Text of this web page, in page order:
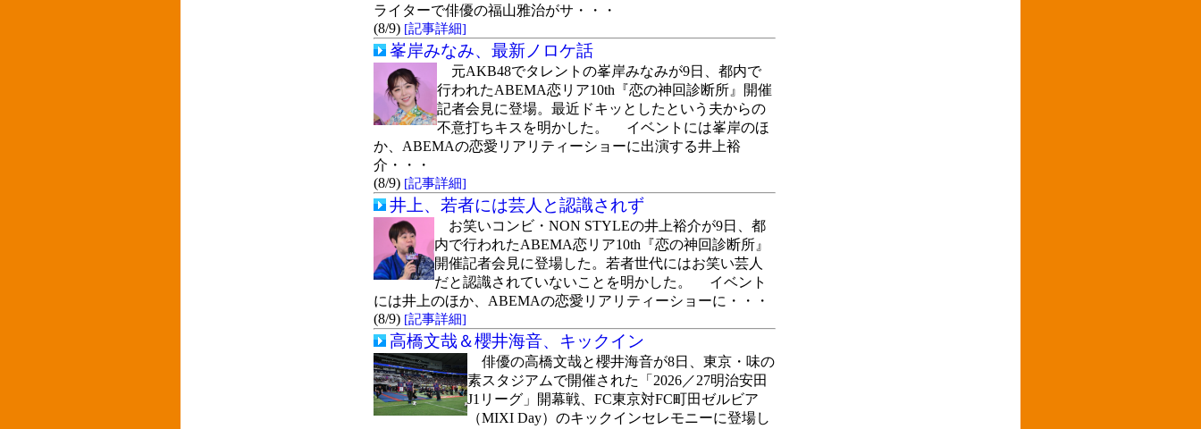
ライターで俳優の福山雅治がサ・・・
(8/9) [記事詳細]
峯岸みなみ、最新ノロケ話
元AKB48でタレントの峯岸みなみが9日、都内で
行われたABEMA恋リア10th『恋の神回診断所』開催
記者会見に登場。最近ドキッとしたという夫からの
不意打ちキスを明かした。 イベントには峯岸のほ
か、ABEMAの恋愛リアリティーショーに出演する井上裕
介・・・
(8/9) [記事詳細]
井上、若者には芸人と認識されず
お笑いコンビ・NON STYLEの井上裕介が9日、都
内で行われたABEMA恋リア10th『恋の神回診断所』
開催記者会見に登場した。若者世代にはお笑い芸人
だと認識されていないことを明かした。 イベント
には井上のほか、ABEMAの恋愛リアリティーショーに・・・
(8/9) [記事詳細]
高橋文哉＆櫻井海音、キックイン
俳優の高橋文哉と櫻井海音が8日、東京・味の
素スタジアムで開催された「2026／27明治安田
J1リーグ」開幕戦、FC東京対FC町田ゼルビア
（MIXI Day）のキックインセレモニーに登場し